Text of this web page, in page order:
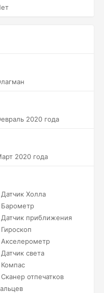
2020 года
2020 года
Холла
приближения
света
отпечатков